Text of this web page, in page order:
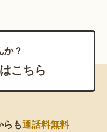
か？
こちら
も通話料無料